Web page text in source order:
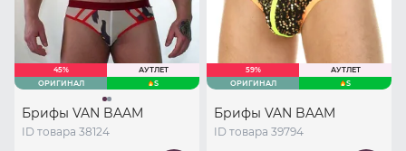
45%
АУТЛЕТ
ОРИГИНАЛ
S
Брифы VAN BAAM
ID товара 38124
59%
АУТЛЕТ
ОРИГИНАЛ
S
Брифы VAN BAAM
ID товара 39794